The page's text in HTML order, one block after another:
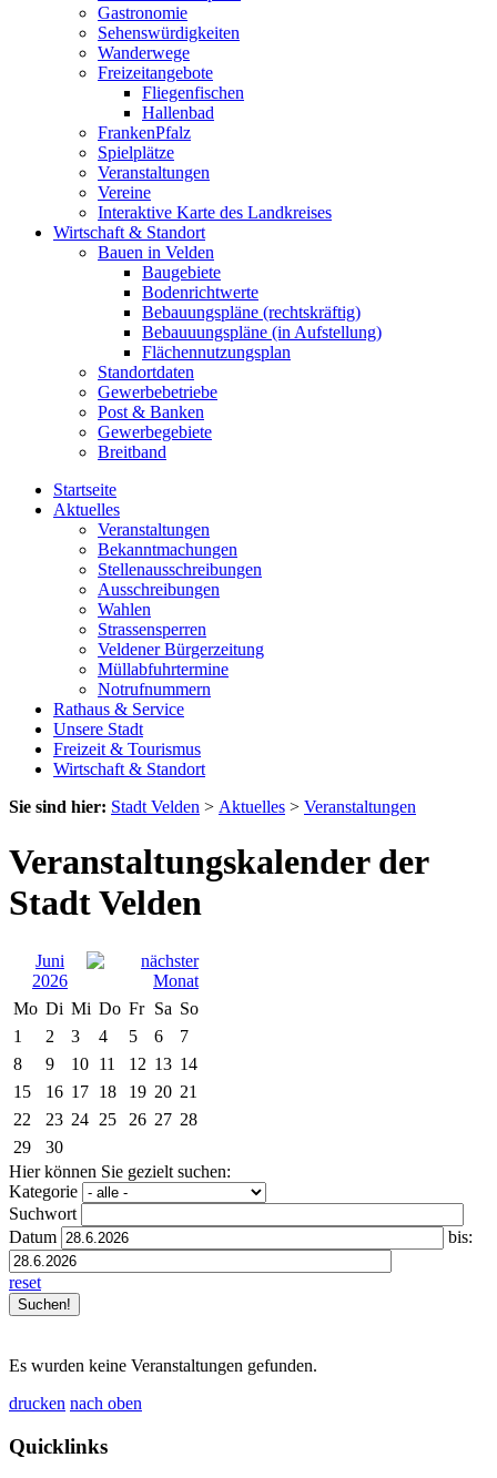
Gastronomie
Sehenswürdigkeiten
Wanderwege
Freizeitangebote
Fliegenfischen
Hallenbad
FrankenPfalz
Spielplätze
Veranstaltungen
Vereine
Interaktive Karte des Landkreises
Wirtschaft & Standort
Bauen in Velden
Baugebiete
Bodenrichtwerte
Bebauungspläne (rechtskräftig)
Bebauuungspläne (in Aufstellung)
Flächennutzungsplan
Standortdaten
Gewerbebetriebe
Post & Banken
Gewerbegebiete
Breitband
Startseite
Aktuelles
Veranstaltungen
Bekanntmachungen
Stellenausschreibungen
Ausschreibungen
Wahlen
Strassensperren
Veldener Bürgerzeitung
Müllabfuhrtermine
Notrufnummern
Rathaus & Service
Unsere Stadt
Freizeit & Tourismus
Wirtschaft & Standort
Sie sind hier: Stadt Velden > Aktuelles > Veranstaltungen
Veranstaltungskalender der
Stadt Velden
Juni
2026
Mo Di Mi Do Fr Sa So
1
2 3 4 5 6
7
8
9 10 11 12 13 14
15
16 17 18 19 20 21
22
23 24 25 26 27 28
29
30
Hier können Sie gezielt suchen:
Kategorie
Suchwort
Datum
bis:
reset
Es wurden keine Veranstaltungen gefunden.
drucken nach oben
Quicklinks